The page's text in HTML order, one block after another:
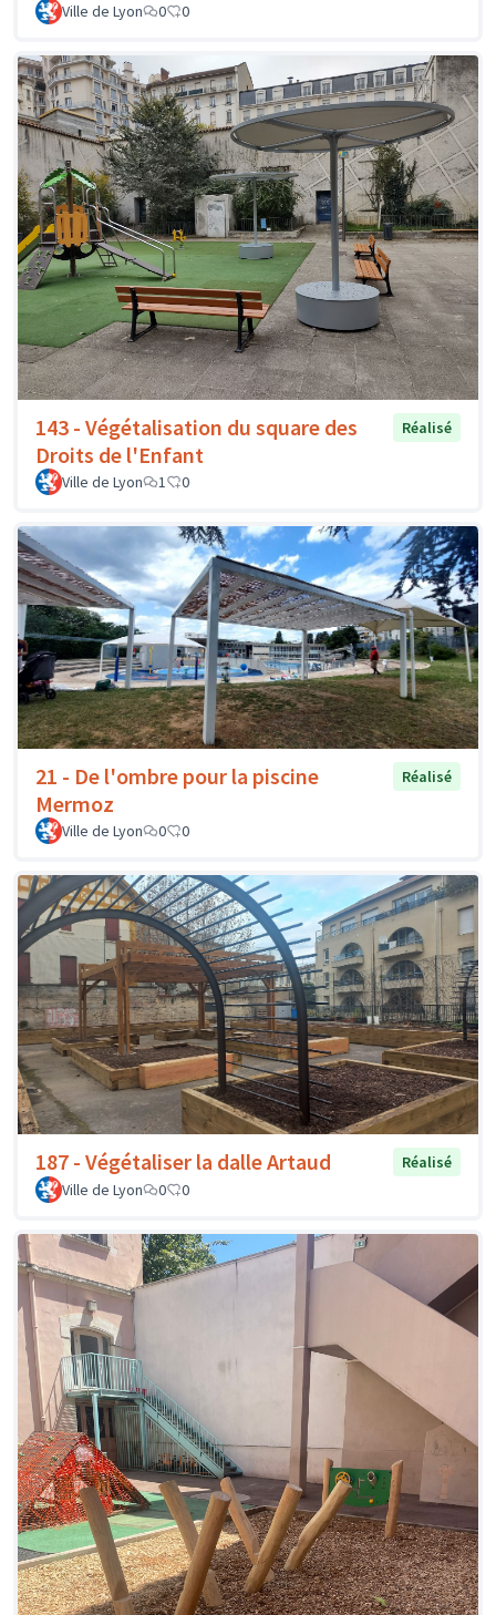
Ville de Lyon 0 0
143 - Végétalisation du square des
Droits de l'Enfant
Réalisé
Ville de Lyon 1 0
21 - De l'ombre pour la piscine
Mermoz
Réalisé
Ville de Lyon 0 0
187 - Végétaliser la dalle Artaud
Réalisé
Ville de Lyon
0 0